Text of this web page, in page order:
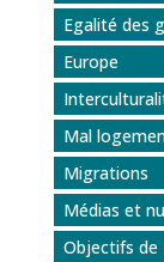
Egalité des
Europe
Mal
Migrations
Médias et
Objectifs de